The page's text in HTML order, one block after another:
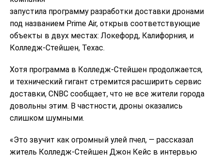
запустила программу разработки доставки дронами
под названием Prime Air, открыв соответствующие
объекты в двух местах: Локефорд, Калифорния, и
Колледж-Стейшен, Техас.
Хотя программа в Колледж-Стейшен продолжается,
и технический гигант стремится расширить сервис
доставки, CNBC сообщает, что не все жители города
довольны этим. В частности, дроны оказались
слишком шумными.
«Это звучит как огромный улей пчел, — рассказал
житель Колледж-Стейшен Джон Кейс в интервью